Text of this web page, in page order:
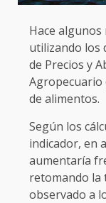
Hace algunos
utilizando los
de Precios y
Agropecuario
de alimentos.
Según los
indicador, en
aumentaría
retomando la
observado a